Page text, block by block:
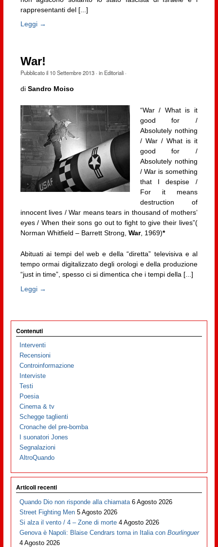
rappresentanti del [...]
Leggi →
War!
Pubblicato il 10 Settembre 2013· in Editoriali·
di Sandro Moiso
“War / What is it
good for /
Absolutely nothing
/ War / What is it
good for /
Absolutely nothing
/ War is something
that I despise /
For it means
destruction of
innocent lives / War means tears in thousand of mothers’
eyes / When their sons go out to fight to give their lives”(
Norman Whitfield – Barrett Strong, War, 1969)*
Abituati ai tempi del web e della “diretta” televisiva e al
tempo ormai digitalizzato degli orologi e della produzione
“just in time”, spesso ci si dimentica che i tempi della [...]
Leggi →
Contenuti
Interventi
Recensioni
Controinformazione
Interviste
Testi
Poesia
Cinema & tv
Schegge taglienti
Cronache del pre-bomba
I suonatori Jones
Segnalazioni
AltroQuando
Articoli recenti
Quando Dio non risponde alla chiamata 6 Agosto 2026
Street Fighting Men 5 Agosto 2026
Si alza il vento / 4 – Zone di morte 4 Agosto 2026
Genova è Napoli: Blaise Cendrars torna in Italia conBourlinguer
4 Agosto 2026